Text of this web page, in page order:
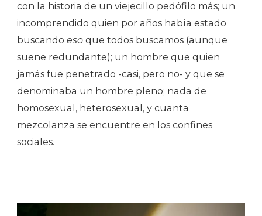
con la historia de un viejecillo pedófilo más; un
incomprendido quien por años había estado
buscando eso que todos buscamos (aunque
suene redundante); un hombre que quien
jamás fue penetrado -casi, pero no- y que se
denominaba un hombre pleno; nada de
homosexual, heterosexual, y cuanta
mezcolanza se encuentre en los confines
sociales.